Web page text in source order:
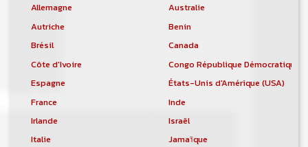
Allemagne
Australie
Autriche
Benin
Brésil
Canada
Côte d'Ivoire
Congo République Démocratique
Espagne
États-Unis d'Amérique (USA)
France
Inde
Irlande
Israël
Italie
Jamaïque